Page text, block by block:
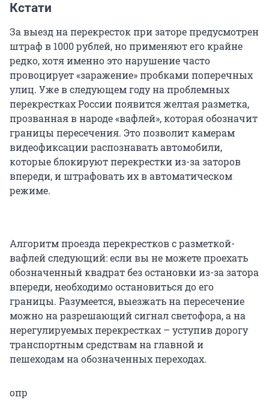
Кстати
За выезд на перекресток при заторе предусмотрен
штраф в 1000 рублей, но применяют его крайне
редко, хотя именно это нарушение часто
провоцирует «заражение» пробками поперечных
улиц. Уже в следующем году на проблемных
перекрестках России появится желтая разметка,
прозванная в народе «вафлей», которая обозначит
границы пересечения. Это позволит камерам
видеофиксации распознавать автомобили,
которые блокируют перекрестки из-за заторов
впереди, и штрафовать их в автоматическом
режиме.
Алгоритм проезда перекрестков с разметкой-
вафлей следующий: если вы не можете проехать
обозначенный квадрат без остановки из-за затора
впереди, необходимо остановиться до его
границы. Разумеется, выезжать на пересечение
можно на разрешающий сигнал светофора, а на
нерегулируемых перекрестках – уступив дорогу
транспортным средствам на главной и
пешеходам на обозначенных переходах.
опр